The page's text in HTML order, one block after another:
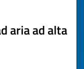
aria ad alta